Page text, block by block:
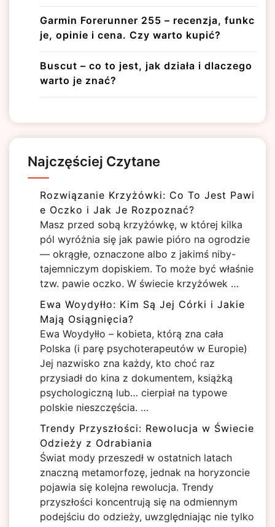
Garmin Forerunner 255 – recenzja, funkc
je, opinie i cena. Czy warto kupić?
Buscut – co to jest, jak działa i dlaczego
warto je znać?
Najczęściej Czytane
Rozwiązanie Krzyżówki: Co To Jest Pawi
e Oczko i Jak Je Rozpoznać?
Masz przed sobą krzyżówkę, w której kilka
pól wyróżnia się jak pawie pióro na ogrodzie
— okrągłe, oznaczone albo z jakimś niby-
tajemniczym dopiskiem. To może być właśnie
tzw. pawie oczko. W świecie krzyżówek …
Ewa Woydyłło: Kim Są Jej Córki i Jakie
Mają Osiągnięcia?
Ewa Woydyłło – kobieta, którą zna cała
Polska (i parę psychoterapeutów w Europie)
Jej nazwisko zna każdy, kto choć raz
przysiadł do kina z dokumentem, książką
psychologiczną lub… cierpiał na typowe
polskie nieszczęścia. …
Trendy Przyszłości: Rewolucja w Świecie
Odzieży z Odrabiania
Świat mody przeszedł w ostatnich latach
znaczną metamorfozę, jednak na horyzoncie
pojawia się kolejna rewolucja. Trendy
przyszłości koncentrują się na odmiennym
podejściu do odzieży, uwzględniając nie tylko